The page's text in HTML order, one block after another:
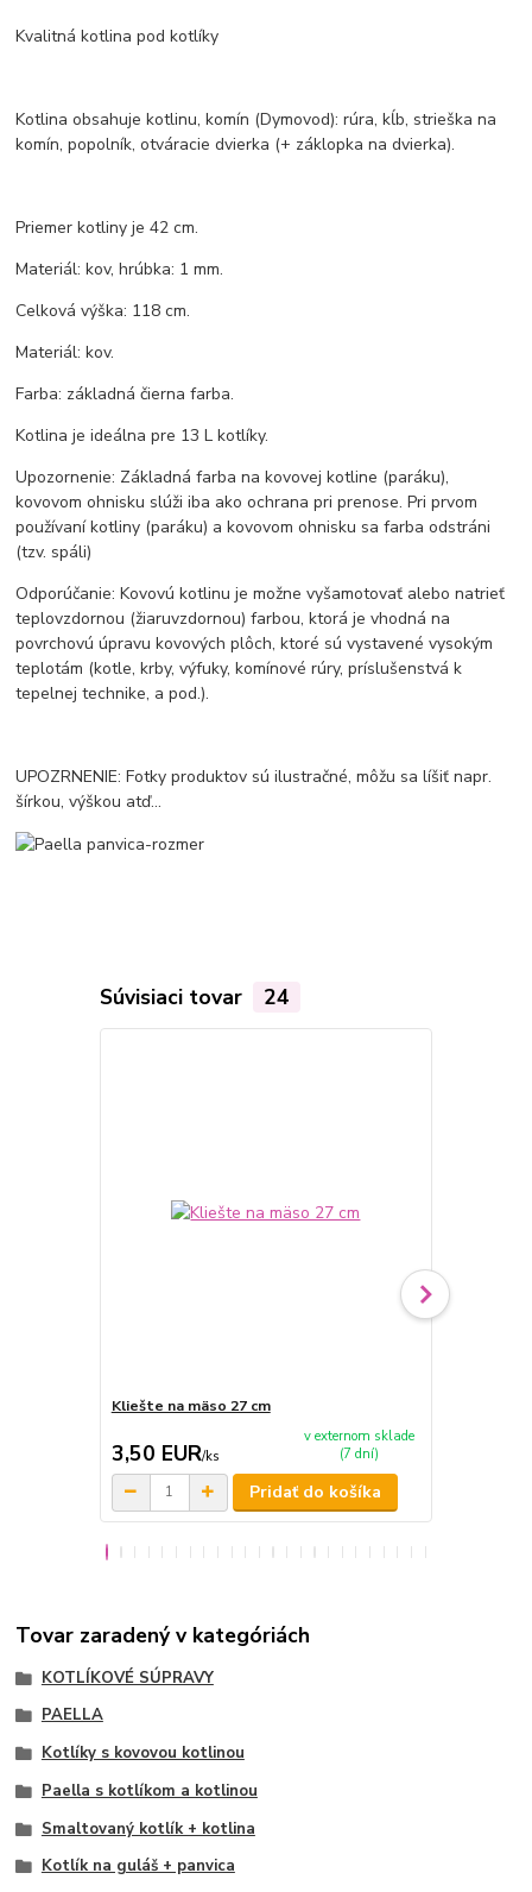
Kvalitná kotlina pod kotlíky
Kotlina obsahuje kotlinu, komín (Dymovod): rúra, kĺb, strieška na
komín, popolník, otváracie dvierka (+ záklopka na dvierka).
Priemer kotliny je 42 cm.
Materiál: kov, hrúbka: 1 mm.
Celková výška: 118 cm.
Materiál: kov.
Farba: základná čierna farba.
Kotlina je ideálna pre 13 L kotlíky.
Upozornenie: Základná farba na kovovej kotline (paráku),
kovovom ohnisku slúži iba ako ochrana pri prenose. Pri prvom
používaní kotliny (paráku) a kovovom ohnisku sa farba odstráni
(tzv. spáli)
Odporúčanie: Kovovú kotlinu je možne vyšamotovať alebo natrieť
teplovzdornou (žiaruvzdornou) farbou, ktorá je vhodná na
povrchovú úpravu kovových plôch, ktoré sú vystavené vysokým
teplotám (kotle, krby, výfuky, komínové rúry, príslušenstvá k
tepelnej technike, a pod.).
UPOZRNENIE: Fotky produktov sú ilustračné, môžu sa líšiť napr.
šírkou, výškou atď...
Súvisiaci tovar 24
Kliešte na mäso 27 cm
3,50 EUR/ks
v externom sklade
(7 dní)
Pridať do košíka
Tovar zaradený v kategóriách
KOTLÍKOVÉ SÚPRAVY
PAELLA
Kotlíky s kovovou kotlinou
Paella s kotlíkom a kotlinou
Smaltovaný kotlík + kotlina
Kotlík na guláš + panvica